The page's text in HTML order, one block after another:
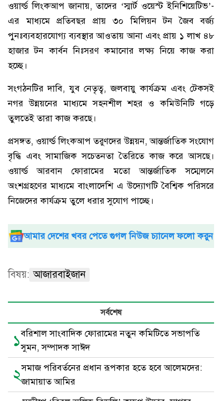
ওয়ার্ল্ড লিংকআপ জানায়, তাদের ‘স্মার্ট ওয়েস্ট ইনিশিয়েটিভ’-
এর মাধ্যমে প্রতিবছর প্রায় ৩০ মিলিয়ন টন জৈব বর্জ্য
পুনঃব্যবহারযোগ্য ব্যবস্থার আওতায় আনা এবং প্রায় ১ লাখ ৪৮
হাজার টন কার্বন নিঃসরণ কমানোর লক্ষ্য নিয়ে কাজ করা
হচ্ছে।
সংগঠনটির দাবি, যুব নেতৃত্ব, জলবায়ু কার্যক্রম এবং টেকসই
নগর উন্নয়নের মাধ্যমে সহনশীল শহর ও কমিউনিটি গড়ে
তুলতেই তারা কাজ করছে।
প্রসঙ্গত, ওয়ার্ল্ড লিংকআপ তরুণদের উন্নয়ন, আন্তর্জাতিক সংযোগ
বৃদ্ধি এবং সামাজিক সচেতনতা তৈরিতে কাজ করে আসছে।
ওয়ার্ল্ড আরবান ফোরামের মতো আন্তর্জাতিক সম্মেলনে
অংশগ্রহণের মাধ্যমে বাংলাদেশি এ উদ্যোগটি বৈশ্বিক পরিসরে
নিজেদের কার্যক্রম তুলে ধরার সুযোগ পাচ্ছে।
আমার দেশের খবর পেতে গুগল নিউজ চ্যানেল ফলো করুন
বিষয়: আজারবাইজান
সর্বশেষ
১বরিশাল সাংবাদিক ফোরামের নতুন কমিটিতে সভাপতি
সুমন, সম্পাদক সাঈদ
২সমাজ পরিবর্তনের প্রধান রূপকার হতে হবে আলেমদের:
জামায়াত আমির